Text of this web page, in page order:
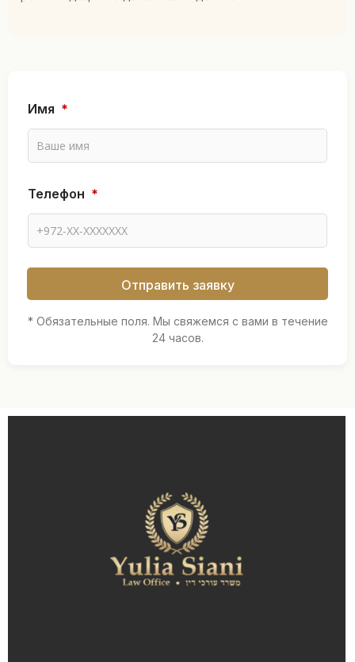
е
л
ф
н
И
м
И
Имя *
Телефон *
Отправить заявку
* Обязательные поля. Мы свяжемся с вами в течение
24 часов.